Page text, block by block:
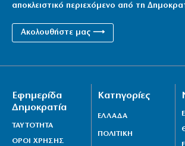
αποκλειστικό περιεχόμενο από τη
Ακολουθήστε μας ⟶
Εφημερίδα
Δημοκρατία
ΤΑΥΤΟΤΗΤΑ
ΟΡΟΙ ΧΡΗΣΗΣ
Κατηγορίες
ΕΛΛΑΔΑ
ΠΟΛΙΤΙΚΗ